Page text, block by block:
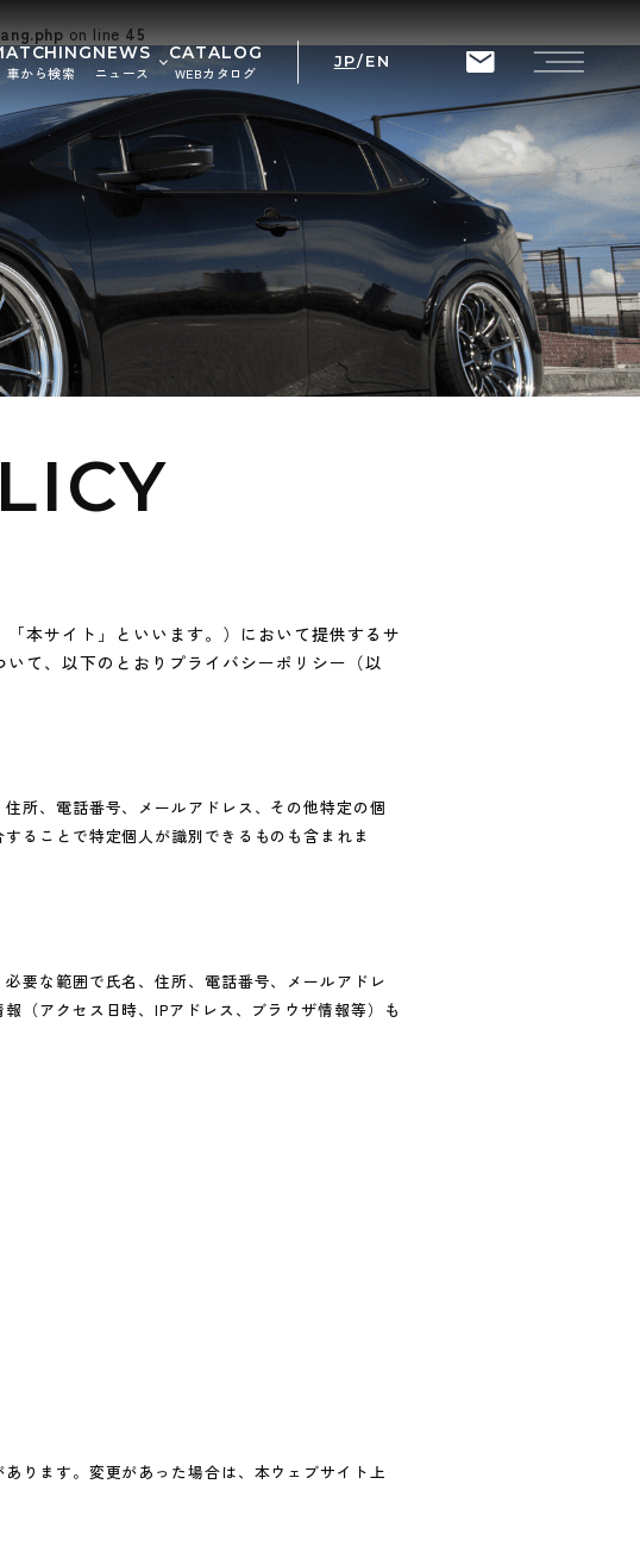
on line 45
車から検索
NEWS
ニュース
お知らせ
イベント情報
CATALOG
WEBカタログ
JP/ EN
本サイト」といいます。）において提供するサ
て、以下のとおりプライバシーポリシー（以
所、電話番号、メールアドレス、その他特定の個
ることで特定個人が識別できるものも含まれま
要な範囲で氏名、住所、電話番号、メールアドレ
（アクセス日時、IPアドレス、ブラウザ情報等）も
ります。変更があった場合は、本ウェブサイト上